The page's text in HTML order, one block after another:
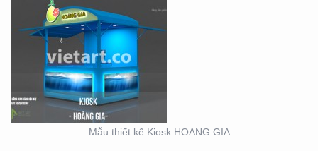
Mẫu thiết kế Kiosk HOANG GIA
KIOSK CHÁO VINA BABY